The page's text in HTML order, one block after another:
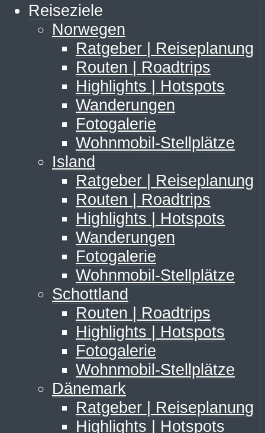
Reiseziele
Norwegen
Ratgeber | Reiseplanung
Routen | Roadtrips
Highlights | Hotspots
Wanderungen
Fotogalerie
Wohnmobil-Stellplätze
Island
Ratgeber | Reiseplanung
Routen | Roadtrips
Highlights | Hotspots
Wanderungen
Fotogalerie
Wohnmobil-Stellplätze
Schottland
Routen | Roadtrips
Highlights | Hotspots
Fotogalerie
Wohnmobil-Stellplätze
Dänemark
Ratgeber | Reiseplanung
Highlights | Hotspots